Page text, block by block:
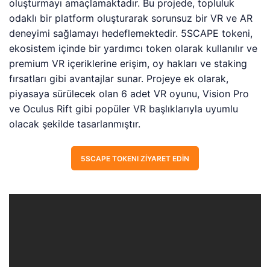
oluşturmayı amaçlamaktadır. Bu projede, topluluk
odaklı bir platform oluşturarak sorunsuz bir VR ve AR
deneyimi sağlamayı hedeflemektedir. 5SCAPE tokeni,
ekosistem içinde bir yardımcı token olarak kullanılır ve
premium VR içeriklerine erişim, oy hakları ve staking
fırsatları gibi avantajlar sunar. Projeye ek olarak,
piyasaya sürülecek olan 6 adet VR oyunu, Vision Pro
ve Oculus Rift gibi popüler VR başlıklarıyla uyumlu
olacak şekilde tasarlanmıştır.
5SCAPE TOKENI ZIYARET EDIN